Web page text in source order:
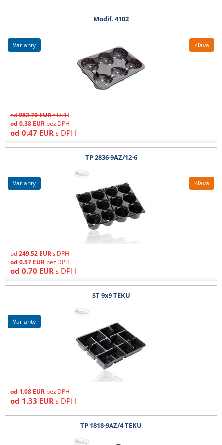
Modif. 4102
od982.70EURs DPH
Zľava
od 0.38 EUR bez DPH
od 0.47 EUR s DPH
varianty
TP 2836-9AZ/12-6
od249.52EURs DPH
Zľava
od 0.57 EUR bez DPH
od 0.70 EUR s DPH
varianty
ST 9x9 TEKU
od 1.08 EUR bez DPH
od 1.33 EUR s DPH
varianty
TP 1818-9AZ/4 TEKU